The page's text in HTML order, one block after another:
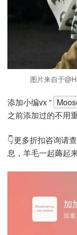
图片来自于
添加小编vx ”
之前添加过的不用
👇更多折扣咨询请
息，羊毛一起薅起